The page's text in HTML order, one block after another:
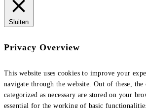
Sluiten
Privacy Overview
This website uses cookies to improve your
navigate through the website. Out of these, the
categorized as necessary are stored on your
essential for the working of basic